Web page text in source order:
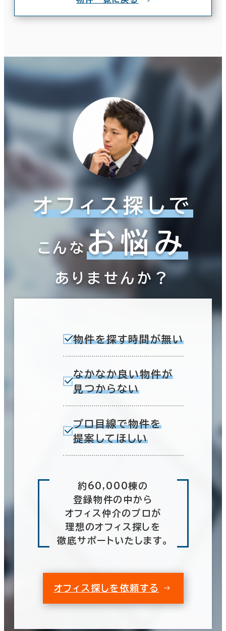
オフィス探しで
こんなお悩み
ありませんか？
物件を探す時間が無い
なかなか良い物件が
見つからない
プロ目線で物件を
提案してほしい
約60,000棟の
登録物件の中から
オフィス仲介のプロが
理想のオフィス探しを
徹底サポートいたします。
オフィス探しを依頼する